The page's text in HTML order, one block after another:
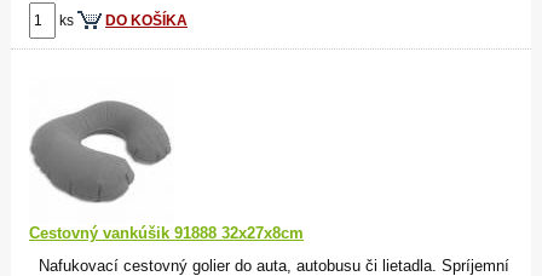
ks
DO KOŠÍKA
Cestovný vankúšik 91888 32x27x8cm
Nafukovací cestovný golier do auta, autobusu či lietadla. Spríjemní